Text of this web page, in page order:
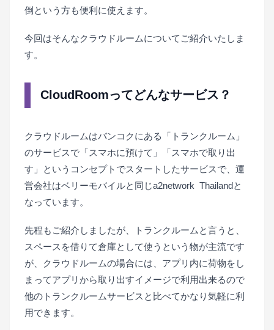
倒という方も便利に使えます。
今回はそんなクラウドルームについてご紹介いたしま
す。
CloudRoomってどんなサービス？
クラウドルームはバンコクにある「トランクルーム」
のサービスで「スマホに預けて」「スマホで取り出
す」というコンセプトでスタートしたサービスで、運
営会社はベリーモバイルと同じa2network Thailandと
なっています。
先程もご紹介しましたが、トランクルームと言うと、
スペースを借りて倉庫として使うという物が主流です
が、クラウドルームの場合には、アプリ内に荷物をし
まってアプリから取り出すイメージで利用出来るので
他のトランクルームサービスと比べてかなり気軽に利
用できます。